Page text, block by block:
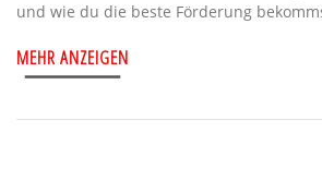
und wie du die beste Förderung
MEHR ANZEIGEN